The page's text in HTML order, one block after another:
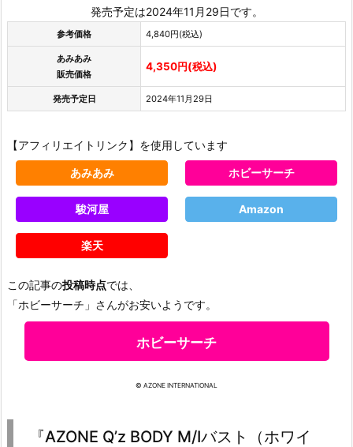
発売予定は2024年11月29日です。
参考価格 4,840円(税込)
あみあみ
販売価格
4,350円(税込)
発売予定日 2024年11月29日
【アフィリエイトリンク】を使用しています
あみあみ ホビーサーチ
駿河屋 Amazon
楽天
この記事の投稿時点では、
「ホビーサーチ」さんがお安いようです。
ホビーサーチ
© AZONE INTERNATIONAL
『AZONE Q’z BODY M/Iバスト（ホワイ